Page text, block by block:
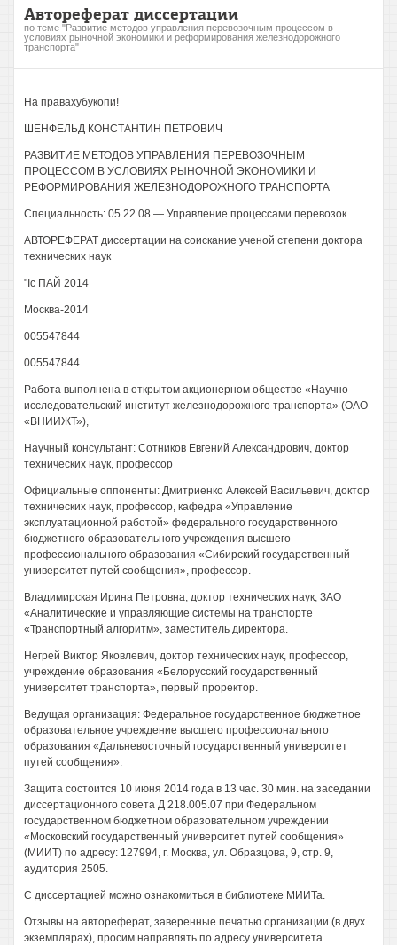
Автореферат диссертации
по теме "Развитие методов управления перевозочным процессом в
условиях рыночной экономики и реформирования железнодорожного
транспорта"
На правахубукопи!
ШЕНФЕЛЬД КОНСТАНТИН ПЕТРОВИЧ
РАЗВИТИЕ МЕТОДОВ УПРАВЛЕНИЯ ПЕРЕВОЗОЧНЫМ
ПРОЦЕССОМ В УСЛОВИЯХ РЫНОЧНОЙ ЭКОНОМИКИ И
РЕФОРМИРОВАНИЯ ЖЕЛЕЗНОДОРОЖНОГО ТРАНСПОРТА
Специальность: 05.22.08 — Управление процессами перевозок
АВТОРЕФЕРАТ диссертации на соискание ученой степени доктора
технических наук
"Iс ПАЙ 2014
Москва-2014
005547844
005547844
Работа выполнена в открытом акционерном обществе «Научно-
исследовательский институт железнодорожного транспорта» (ОАО
«ВНИИЖТ»),
Научный консультант: Сотников Евгений Александрович, доктор
технических наук, профессор
Официальные оппоненты: Дмитриенко Алексей Васильевич, доктор
технических наук, профессор, кафедра «Управление
эксплуатационной работой» федерального государственного
бюджетного образовательного учреждения высшего
профессионального образования «Сибирский государственный
университет путей сообщения», профессор.
Владимирская Ирина Петровна, доктор технических наук, ЗАО
«Аналитические и управляющие системы на транспорте
«Транспортный алгоритм», заместитель директора.
Негрей Виктор Яковлевич, доктор технических наук, профессор,
учреждение образования «Белорусский государственный
университет транспорта», первый проректор.
Ведущая организация: Федеральное государственное бюджетное
образовательное учреждение высшего профессионального
образования «Дальневосточный государственный университет
путей сообщения».
Защита состоится 10 июня 2014 года в 13 час. 30 мин. на заседании
диссертационного совета Д 218.005.07 при Федеральном
государственном бюджетном образовательном учреждении
«Московский государственный университет путей сообщения»
(МИИТ) по адресу: 127994, г. Москва, ул. Образцова, 9, стр. 9,
аудитория 2505.
С диссертацией можно ознакомиться в библиотеке МИИТа.
Отзывы на автореферат, заверенные печатью организации (в двух
экземплярах), просим направлять по адресу университета.